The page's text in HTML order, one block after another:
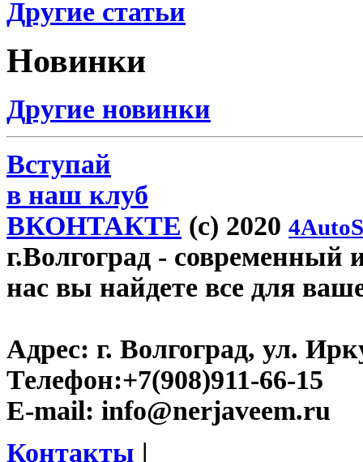
Другие статьи
Новинки
Другие новинки
Вступай
в наш клуб
ВКОНТАКТЕ (c) 2020
г.Волгоград - современный
нас вы найдете все для
Адрес: г. Волгоград, ул.
Телефон:+7(908)911-66-15
E-mail: info@nerjaveem.ru
Контакты |